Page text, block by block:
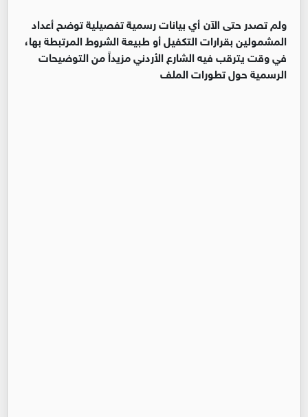
ولم تصدر حتى الآن أي بيانات رسمية تفصيلية توضح أعداد
المشمولين بقرارات التكفيل أو طبيعة الشروط المرتبطة بها،
في وقت يترقب فيه الشارع الأردني مزيداً من التوضيحات
الرسمية حول تطورات الملف